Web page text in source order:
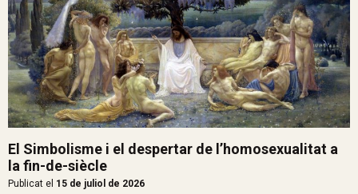
El Simbolisme i el despertar de l’homosexualitat a
la fin-de-siècle
Publicat el 15 de juliol de 2026